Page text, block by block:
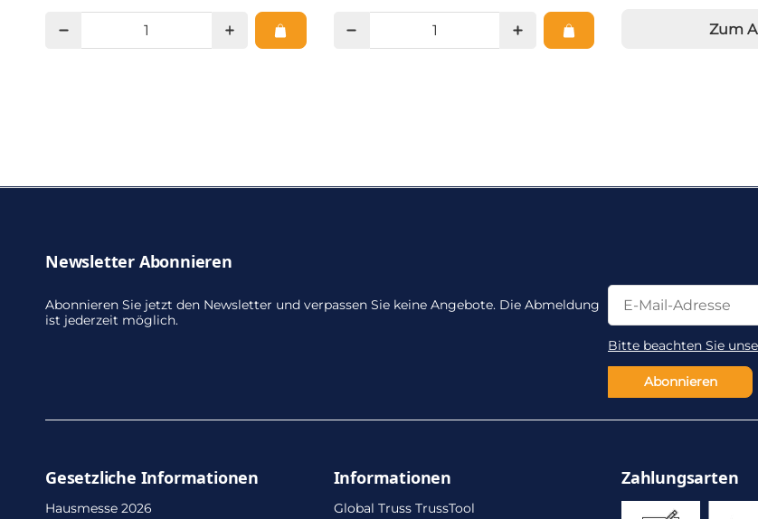
Zum
Gesetzliche Informationen
Hausmesse 2026
Informationen
Global Truss TrussTool
Zahlungsarten
Newsletter Abonnieren
Abonnieren Sie jetzt den Newsletter und verpassen Sie keine Angebote. Die Abmeldung
ist jederzeit möglich.
Newsletter
Newsletter Abonnieren
Bitte beachten Sie
Abonnieren